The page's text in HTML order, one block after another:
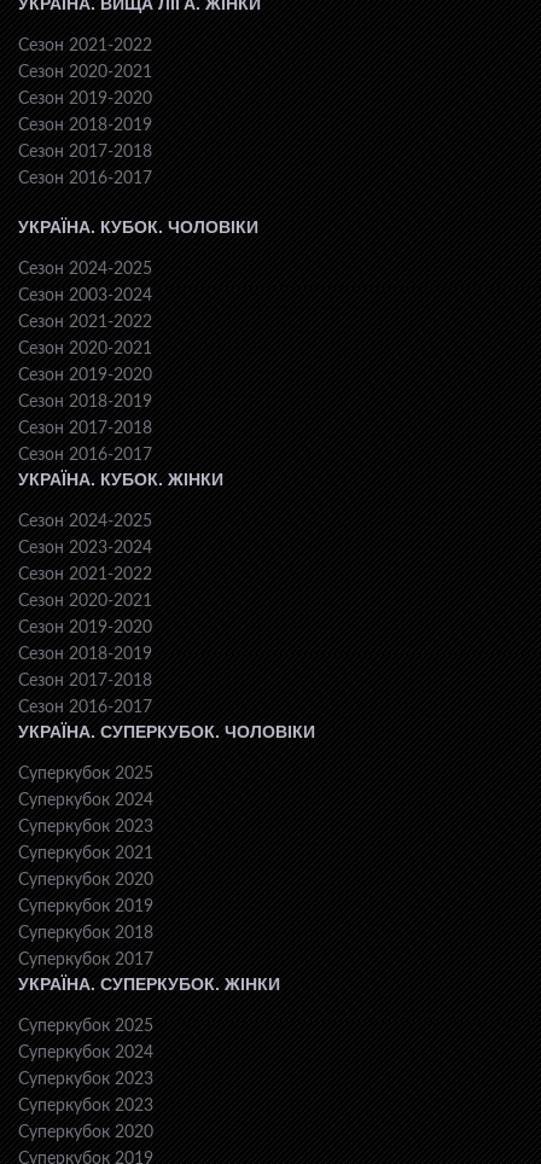
Сезон 2021-2022
Сезон 2020-2021
Сезон 2019-2020
Сезон 2018-2019
Сезон 2017-2018
Сезон 2016-2017
УКРАЇНА. КУБОК. ЧОЛОВІКИ
Сезон 2024-2025
Сезон 2003-2024
Сезон 2021-2022
Сезон 2020-2021
Сезон 2019-2020
Сезон 2018-2019
Сезон 2017-2018
Сезон 2016-2017
УКРАЇНА. КУБОК. ЖІНКИ
Сезон 2024-2025
Сезон 2023-2024
Сезон 2021-2022
Сезон 2020-2021
Сезон 2019-2020
Сезон 2018-2019
Сезон 2017-2018
Сезон 2016-2017
УКРАЇНА. СУПЕРКУБОК. ЧОЛОВІКИ
Суперкубок 2025
Суперкубок 2024
Суперкубок 2023
Суперкубок 2021
Суперкубок 2020
Суперкубок 2019
Суперкубок 2018
Суперкубок 2017
УКРАЇНА. СУПЕРКУБОК. ЖІНКИ
Суперкубок 2025
Суперкубок 2024
Суперкубок 2023
Суперкубок 2023
Суперкубок 2020
Суперкубок 2019